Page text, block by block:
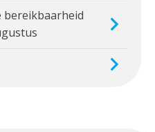
bereikbaarheid